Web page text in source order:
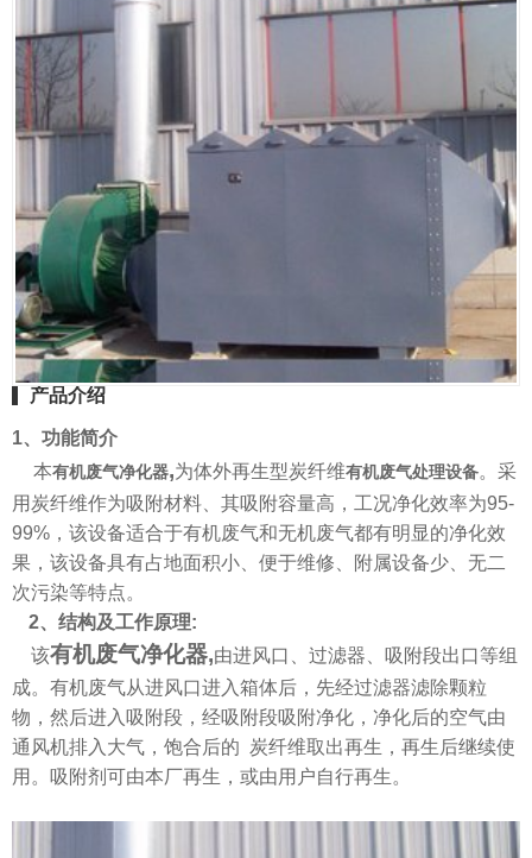
产品介绍
1、功能简介
本有机废气净化器,为体外再生型炭纤维有机废气处理设备。采
用炭纤维作为吸附材料、其吸附容量高 ，工况净化效率为95-
99% ，该设备适合于有机废气和无机废气都有明显的净化效
果，该设备具有占地面积小、便于维修、附属设备少、无二
次污染等特点。
2、结构及工作原理:
该有机废气净化器,由进风口、过滤器、吸附段出口等组
成。有机废气从进风口进入箱体后，先经过滤器滤除颗粒
物，然后进入吸附段，经吸附段吸附净化，净化后的空气由
通风机排入大气，饱合后的 炭纤维取出再生，再生后继续使
用。吸附剂可由本厂再生，或由用户自行再生。